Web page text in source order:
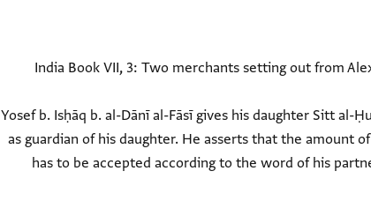
India Book VII, 3: Two merchants setting out from
(1) Yosef b. Isḥāq b. al-Dānī al-Fāsī gives his daughter Sitt
as guardian of his daughter. He asserts that the amount
has to be accepted according to the word of his